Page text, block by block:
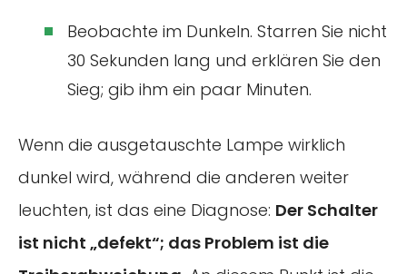
Beobachte im Dunkeln. Starren Sie nicht
30 Sekunden lang und erklären Sie den
Sieg; gib ihm ein paar Minuten.
Wenn die ausgetauschte Lampe wirklich
dunkel wird, während die anderen weiter
leuchten, ist das eine Diagnose: Der Schalter
ist nicht „defekt“; das Problem ist die